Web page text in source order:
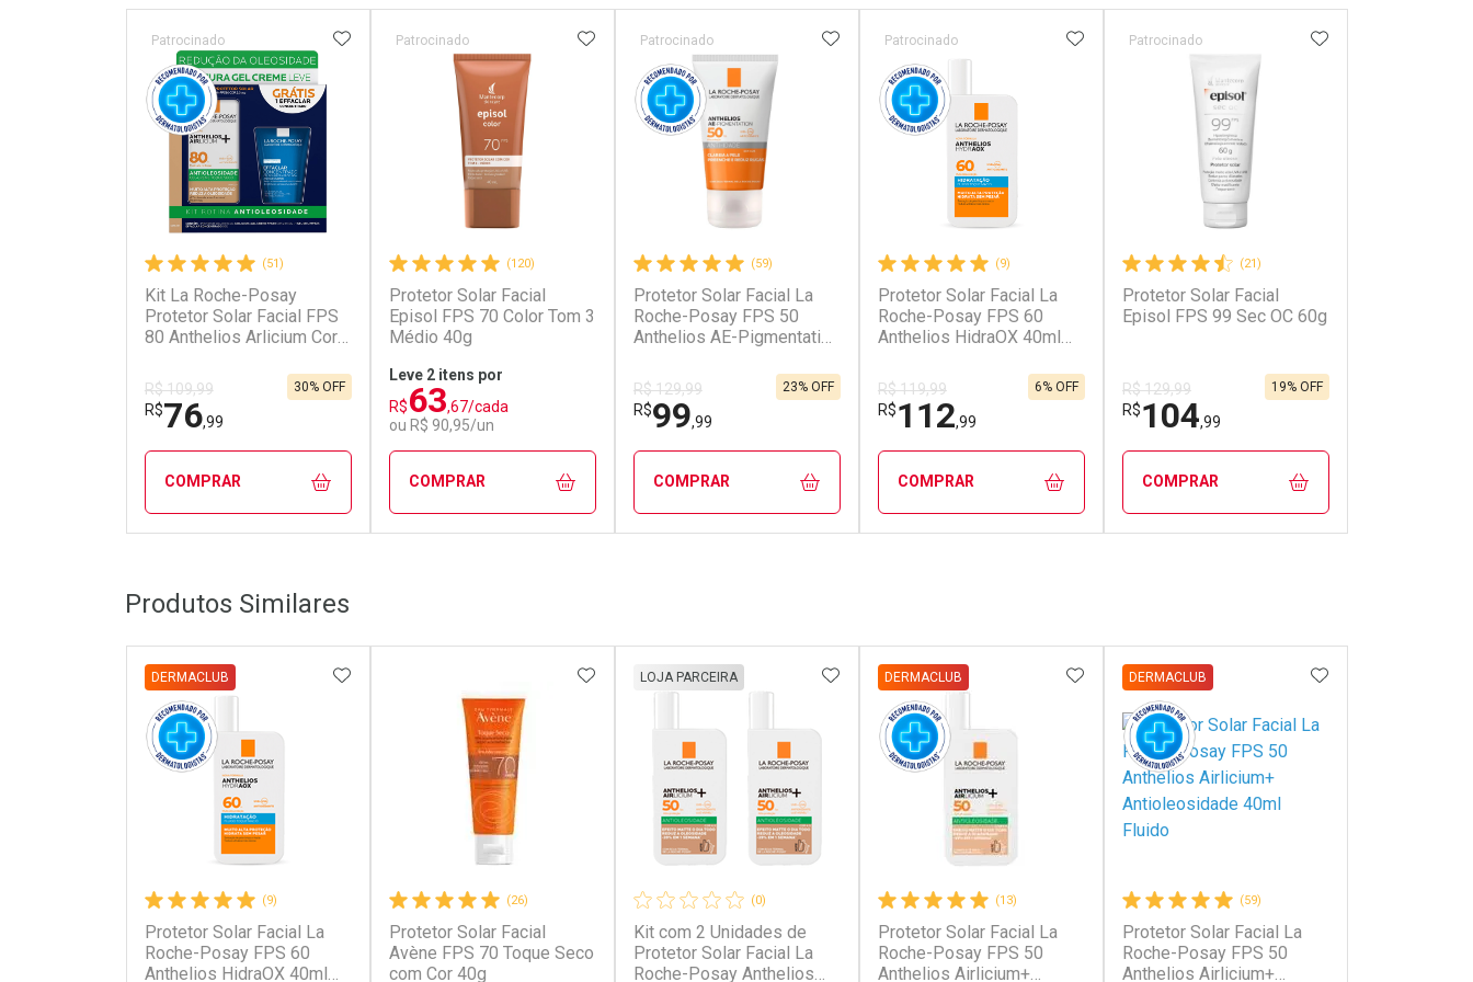
(51)
Kit La Roche-Posay
Protetor Solar Facial FPS
80 Anthelios Arlicium Cor
Effaclar Concentrado 50g
Patrocinado
R$ 109,99
R$76,99
30% OFF
ADICIONAR AOS FAVORITOS
COMPRAR
Dermaclub
Ativar Desconto
Por Menos
(120)
Protetor Solar Facial
Episol FPS 70 Color Tom 3
Médio 40g
Patrocinado
Leve 2 itens por
R$63,67/cada
ou R$ 90,95/un
ADICIONAR AOS FAVORITOS
COMPRAR
Ativar Desconto
Comprar 2 unidades
Por R$ 63,67/cada
(59)
Protetor Solar Facial La
Roche-Posay FPS 50
Anthelios AE-Pigmentation
Patrocinado
R$ 129,99
R$99,99
23% OFF
ADICIONAR AOS FAVORITOS
COMPRAR
Ativar Desconto
(9)
Protetor Solar Facial La
Roche-Posay FPS 60
Anthelios HidraOX 40ml
Patrocinado
R$ 119,99
R$112,99
6% OFF
ADICIONAR AOS FAVORITOS
COMPRAR
Ativar Desconto
(21)
Protetor Solar Facial
Episol FPS 99 Sec OC 60g
Patrocinado
R$ 129,99
R$104,99
19% OFF
ADICIONAR AOS
COMPRAR
Ativar Desconto
Produtos Similares
(9)
Protetor Solar Facial La
Roche-Posay FPS 60
Anthelios HidraOX 40ml
DERMACLUB ADICIONAR AOS FAVORITOS
(26)
Protetor Solar Facial
Avène FPS 70 Toque Seco
com Cor 40g
ADICIONAR AOS FAVORITOS
(0)
Kit com 2 Unidades de
Protetor Solar Facial La
Roche-Posay Anthelios
LOJA PARCEIRA ADICIONAR AOS FAVORITOS
(13)
Protetor Solar Facial La
Roche-Posay FPS 50
Anthelios Airlicium+
DERMACLUB ADICIONAR AOS FAVORITOS
(59)
Protetor Solar Facial La
Roche-Posay FPS 50
Anthelios Airlicium+
DERMACLUB ADICIONAR AOS